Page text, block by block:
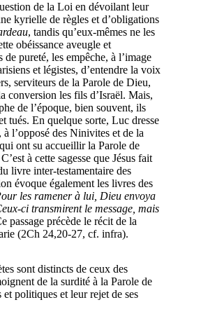
de la Loi en dévoilant leur
kyrielle de règles et d’obligations
, tandis qu’eux-mêmes ne les
obéissance aveugle et
de pureté, les empêche, à l’image
et légistes, d’entendre la voix
serviteurs de la Parole de Dieu,
conversion les fils d’Israël. Mais,
de l’époque, bien souvent, ils
tués. En quelque sorte, Luc dresse
l’opposé des Ninivites et de la
ont su accueillir la Parole de
à cette sagesse que Jésus fait
livre inter-testamentaire des
évoque également les livres des
les ramener à lui, Dieu envoya
ci transmirent le message, mais
passage précède le récit de la
(2Ch 24,20-27, cf. infra).
sont distincts de ceux des
de la surdité à la Parole de
politiques et leur rejet de ses